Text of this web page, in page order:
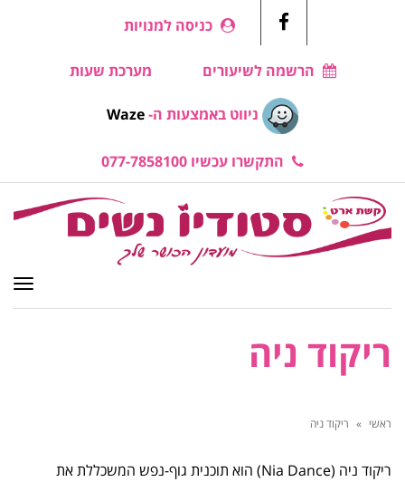
Facebook
כניסה למנויות
הרשמה לשיעורים מערכת שעות
ניווט באמצעות ה-Waze
התקשרו עכשיו 077-7858100
ריקוד ניה
ראשי » ריקוד ניה
ריקוד ניה (Nia Dance) הוא תוכנית גוף-נפש המשכללת את